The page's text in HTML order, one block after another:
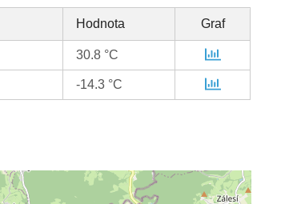
Hodnota Graf
30.8 °C
-14.3 °C